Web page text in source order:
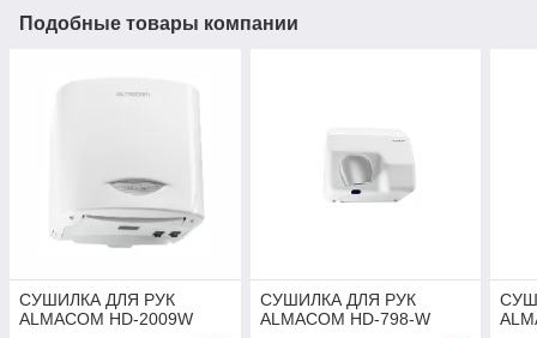
Подобные товары компании
СУШИЛКА ДЛЯ РУК
ALMACOM HD-2009W
СУШИЛКА ДЛЯ РУК
ALMACOM HD-798-W